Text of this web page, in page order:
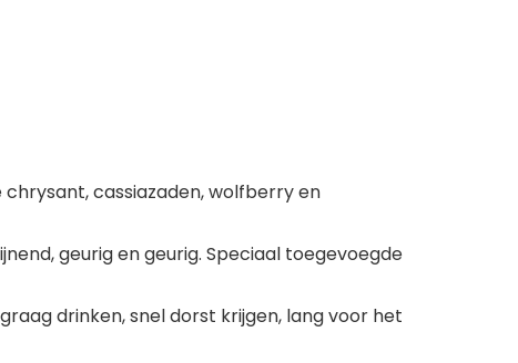
cassiazaden, wolfberry en
geurig en geurig. Speciaal toegevoegde
drinken, snel dorst krijgen, lang voor het